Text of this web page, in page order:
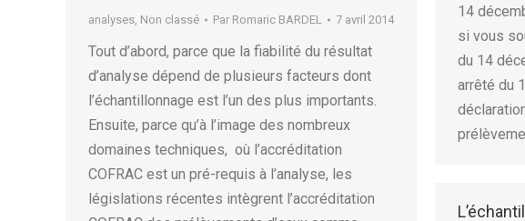
14
si vous
du 14
arrêté du
analyses, Non classé Par Romaric BARDEL 7 avril 2014
Tout d’abord, parce que la fiabilité du résultat
d’analyse dépend de plusieurs facteurs dont
l’échantillonnage est l’un des plus importants.
Ensuite, parce qu’à l’image des nombreux
domaines tech­niques, où l’accréditation
COFRAC est un pré-requis à l’analyse, les
législations récentes intègrent l’accréditation